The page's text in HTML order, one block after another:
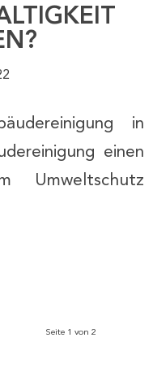
in
einen
Umweltschutz
Seite 1 von 2